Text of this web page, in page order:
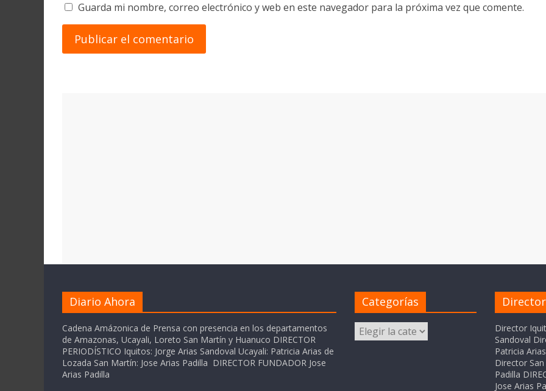
Guarda mi nombre, correo electrónico y web en este navegador para la próxima vez que comente.
Diario Ahora
Cadena Amázonica de Prensa con presencia en los departamentos
de Amazonas, Ucayali, Loreto San Martín y Huanuco DIRECTOR
PERIODÍSTICO Iquitos: Jorge Arias Sandoval Ucayali: Patricia Arias de
Lozada San Martín: Jose Arias Padilla DIRECTOR FUNDADOR Jose
Arias Padilla
Categorías
Categorías
Director
Sandoval
Patricia
Director
Padilla
Jose Arias